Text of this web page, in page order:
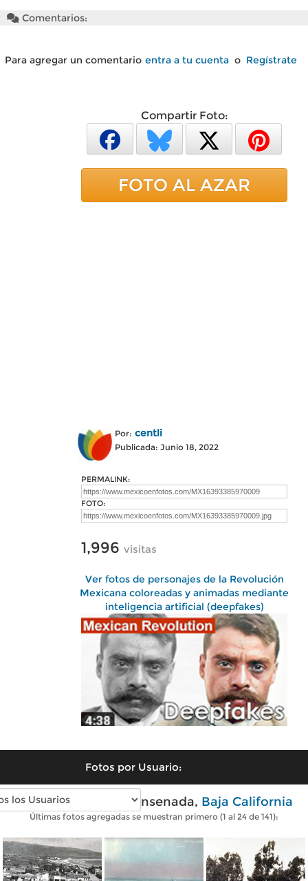
Comentarios:
Para agregar un comentario entra a tu cuenta o Regístrate
Compartir Foto:
FOTO AL AZAR
Por: centli
Publicada: Junio 18, 2022
PERMALINK:
FOTO:
1,996 visitas
Ver fotos de personajes de la Revolución
Mexicana coloreadas y animadas mediante
inteligencia artificial (deepfakes)
Fotos por Usuario:
Fotos antiguas de Ensenada, Baja California
Últimas fotos agregadas se muestran primero (1 al 24 de 141):